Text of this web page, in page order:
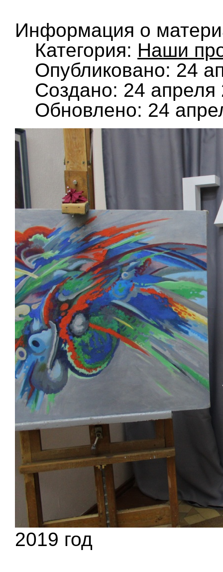
Информация о
Категория: Наши
Опубликовано: 24
Создано: 24 апреля
Обновлено: 24
2019 год